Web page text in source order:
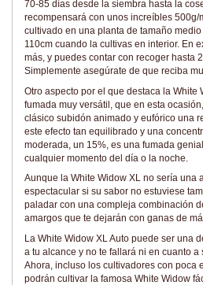
70-85 días desde la siembra hasta la
recompensará con unos increíbles 500g/
cultivado en una planta de tamaño
110cm cuando la cultivas en interior. En
más, y puedes contar con recoger hasta
Simplemente asegúrate de que reciba
Otro aspecto por el que destaca la White
fumada muy versátil, que en esta
clásico subidón animado y eufórico una
este efecto tan equilibrado y una
moderada, un 15%, es una fumada
cualquier momento del día o la noche.
Aunque la White Widow XL no sería una
espectacular si su sabor no estuviese
paladar con una compleja combinación
amargos que te dejarán con ganas de
La White Widow XL Auto puede ser una
a tu alcance y no te fallará ni en cuanto a
Ahora, incluso los cultivadores con poca
podrán cultivar la famosa White Widow